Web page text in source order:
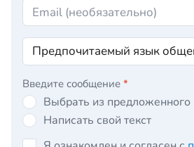
Введите сообщение *
Выбрать из предложенного
Написать свой текст